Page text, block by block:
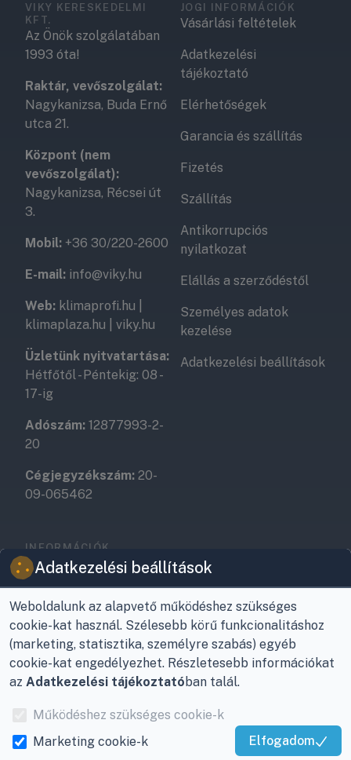
VIKY KERESKEDELMI
KFT.
Az Önök szolgálatában
1993 óta!
Raktár, vevőszolgálat:
Nagykanizsa, Buda Ernő
utca 21.
Központ (nem
vevőszolgálat):
Nagykanizsa, Récsei út
3.
Mobil: +36 30/220-2600
E-mail: info@viky.hu
Web: klimaprofi.hu
klimaplaza.hu
viky.hu
Üzletünk nyitvatartása:
Hétfőtől - Péntekig: 08 -
17-ig
Adószám: 12877993-2-
20
Cégjegyzékszám: 20-
09-065462
JOGI INFORMÁCIÓK
Vásárlási feltételek
Adatkezelési
tájékoztató
Elérhetőségek
Garancia és szállítás
Fizetés
Szállítás
Antikorrupciós
nyilatkozat
Elállás a szerződéstől
Személyes adatok
kezelése
Adatkezelési beállítások
INFORMÁCIÓK
Rólunk
kérdések
A klímaszerelés
folyamata, árajánlat
kérése klímaszereléshez
Legyen a partnerünk -
Regisztráció
szerelőknek,
Adatkezelési beállítások
Weboldalunk az alapvető működéshez szükséges
cookie-kat használ. Szélesebb körű funkcionalitáshoz
(marketing, statisztika, személyre szabás) egyéb
cookie-kat engedélyezhet. Részletesebb információkat
az Adatkezelési tájékoztatóban talál.
Működéshez szükséges cookie-k
Marketing cookie-k
Elfogadom